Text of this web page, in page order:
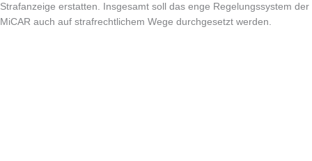
Strafanzeige erstatten. Insgesamt soll das enge Regelungssystem der
MiCAR auch auf strafrechtlichem Wege durchgesetzt werden.